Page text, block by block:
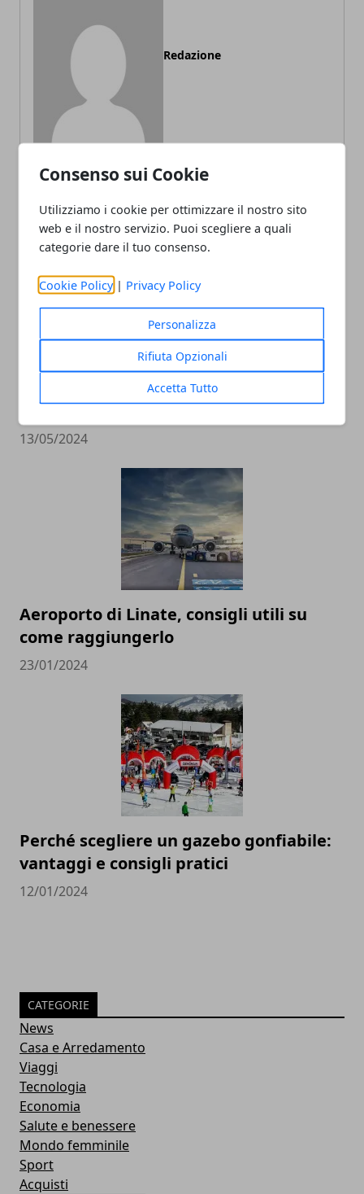
Consenso sui Cookie
Utilizziamo i cookie per ottimizzare il nostro sito
web e il nostro servizio. Puoi scegliere a quali
categorie dare il tuo consenso.
Cookie Policy | Privacy Policy
Personalizza
Rifiuta Opzionali
Accetta Tutto
Redazione
ARTICOLI CORRELATI
I migliori strumenti per la sicurezza sul
luogo di lavoro
13/05/2024
Aeroporto di Linate, consigli utili su
come raggiungerlo
23/01/2024
Perché scegliere un gazebo gonfiabile:
vantaggi e consigli pratici
12/01/2024
CATEGORIE
News
Casa e Arredamento
Viaggi
Tecnologia
Economia
Salute e benessere
Mondo femminile
Sport
Acquisti